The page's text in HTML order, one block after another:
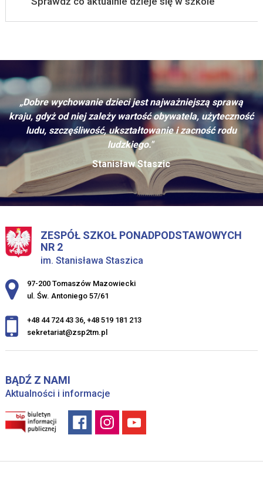
„Dobre wychowanie dzieci jest najważniejszą sprawą
kraju, gdyż od niej zależy wartość obywatela, użyteczność
ludu, szczęśliwość, ukształtowanie i zacność rodu
ludzkiego."
Stanisław Staszic
ZESPÓŁ SZKOŁ PONADPODSTAWOWYCH
NR 2
im. Stanisława Staszica
Adres pocztowy:
97-200 Tomaszów Mazowiecki
ul. Św. Antoniego 57/61
+48 44 724 43 36, +48 519 181 213
sekretariat@zsp2tm.pl
BĄDŹ Z NAMI
Aktualności i informacje